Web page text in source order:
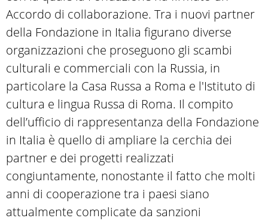
Accordo di collaborazione. Tra i nuovi partner
della Fondazione in Italia figurano diverse
organizzazioni che proseguono gli scambi
culturali e commerciali con la Russia, in
particolare la Casa Russa a Roma e l'Istituto di
cultura e lingua Russa di Roma. Il compito
dell’ufficio di rappresentanza della Fondazione
in Italia è quello di ampliare la cerchia dei
partner e dei progetti realizzati
congiuntamente, nonostante il fatto che molti
anni di cooperazione tra i paesi siano
attualmente complicate da sanzioni